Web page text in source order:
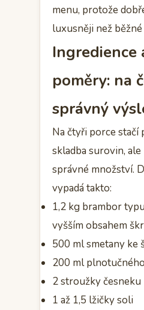
menu, protože
luxusněji než
Ingredience
poměry: na
správný
Na čtyři porce stačí
skladba surovin,
správné množství.
vypadá takto:
1,2 kg brambor
vyšším obsahem
500 ml smetany ke
200 ml
2 stroužky česneku
1 až 1,5 lžičky soli